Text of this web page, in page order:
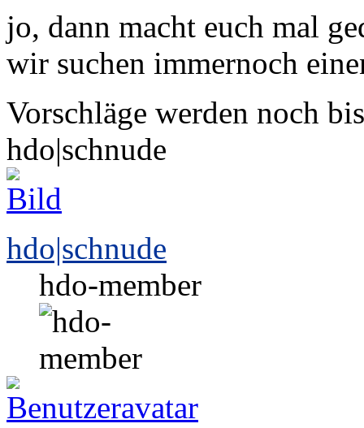
jo, dann macht euch mal
wir suchen immernoch
Vorschläge werden noch
hdo|schnude
hdo|schnude
hdo-member